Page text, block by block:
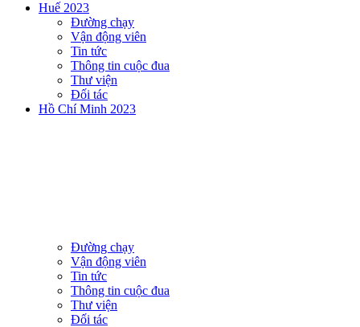
Huế 2023
Đường chạy
Vận động viên
Tin tức
Thông tin cuộc đua
Thư viện
Đối tác
Hồ Chí Minh 2023
Đường chạy
Vận động viên
Tin tức
Thông tin cuộc đua
Thư viện
Đối tác